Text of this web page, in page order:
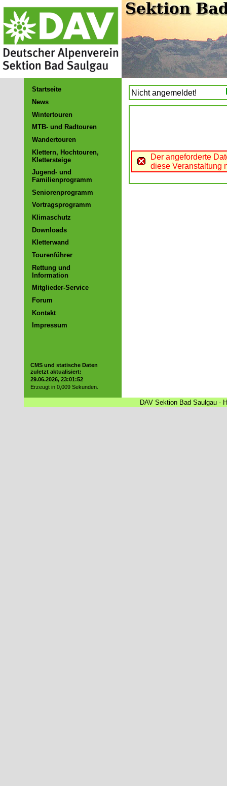
Startseite
News
Wintertouren
MTB- und Radtouren
Wandertouren
Klettern, Hochtouren,
Klettersteige
Jugend- und
Familienprogramm
Seniorenprogramm
Vortragsprogramm
Klimaschutz
Downloads
Kletterwand
Tourenführer
Rettung und
Information
Mitglieder-Service
Forum
Kontakt
Impressum
Nicht angemeldet!
Der angeforderte
diese Veranstaltung
CMS und statische Daten
zuletzt aktualisiert:
29.06.2026, 23:01:52
Erzeugt in 0,009 Sekunden.
DAV Sektion Bad Saulgau -